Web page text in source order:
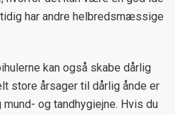
har andre helbredsmæssige
kan også skabe dårlig
store årsager til dårlig ånde er
og tandhygiejne. Hvis du